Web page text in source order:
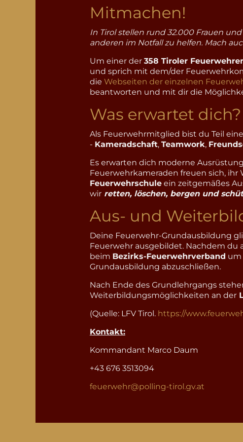
Mitmachen!
In Tirol stellen rund 32.000 Frauen
anderen im Notfall zu helfen. Mach
Um einer der358 Tiroler
und sprich mit dem/der
dieWebseiten der einzelnen
beantworten und mit dir die
Was erwartet dich?
Als Feuerwehrmitglied bist du Teil
- Kameradschaft,Teamwork,
Es erwarten dich moderne
Feuerwehrkameraden freuen sich,
Feuerwehrschule ein zeitgemäßes
wir retten, löschen, bergen und
Aus- und
Deine Feuerwehr-Grundausbildung
Feuerwehr ausgebildet. Nachdem
beim Bezirks-Feuerwehrverband um
Grundausbildung abzuschließen.
Nach Ende des Grundlehrgangs
Weiterbildungsmöglichkeiten an der
(Quelle: LFV Tirol. https://
Kontakt:
Kommandant Marco Daum
+43 676 3513094
feuerwehr@polling-tirol.gv.at